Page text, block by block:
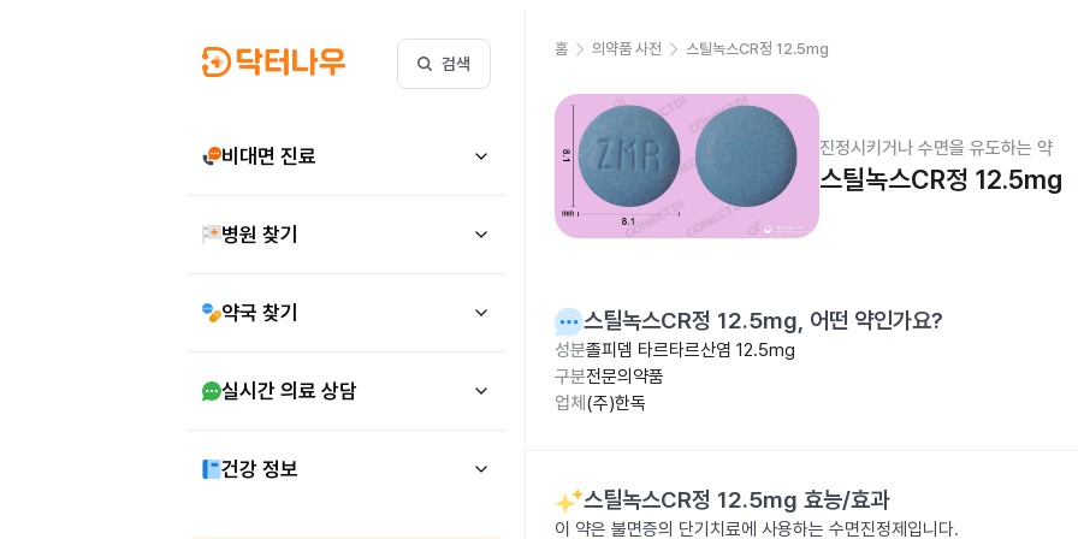
검색
비대면 진료
병원 찾기
약국 찾기
실시간 의료 상담
건강 정보
홈 의약품 사전 스틸녹스CR정 12.5mg
진정시키거나 수면을 유도하는 약
스틸녹스CR정 12.5mg
스틸녹스CR정 12.5mg, 어떤 약인가요?
성분졸피뎀 타르타르산염 12.5mg
구분전문의약품
업체 (주)한독
스틸녹스CR정 12.5mg 효능/효과
이 약은 불면증의 단기치료에 사용하는 수면진정제입니다.